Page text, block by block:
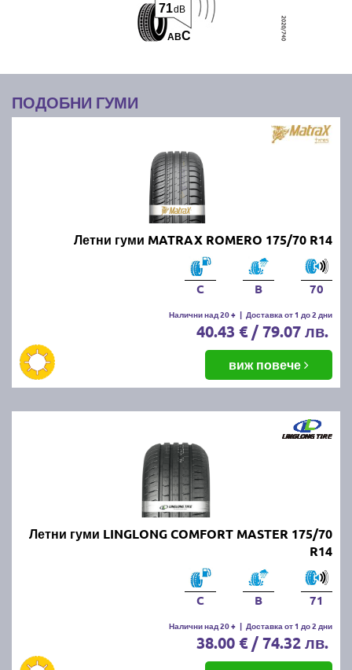
ABC
71dB
ПОДОБНИ ГУМИ
Летни гуми MATRAX ROMERO 175/70 R14
C B 70
Налични над 20 + | Доставка от 1 до 2 дни
40.43 € / 79.07 лв.
виж повече
Летни гуми LINGLONG COMFORT MASTER 175/70
R14
C B 71
Налични над 20 + | Доставка от 1 до 2 дни
38.00 € / 74.32 лв.